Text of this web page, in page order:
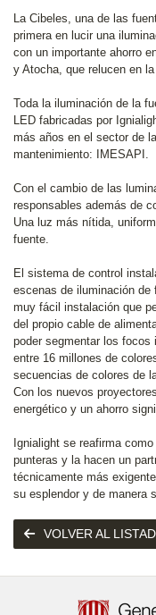
La Cibeles, una de las
primera en lucir una
con un importante ahorro
y Atocha, que relucen en
Toda la iluminación de la
LED fabricadas por
más años en el sector de
mantenimiento: IMESAPI.
Con el cambio de las
responsables además de
Una luz más nítida,
fuente.
El sistema de control
escenas de iluminación
muy fácil instalación que
del propio cable de
poder segmentar los focos
entre 16 millones de
secuencias de colores de
Con los nuevos
energético y un ahorro
Ignialight se reafirma
punteras y la hacen un
técnicamente más
su esplendor y de manera
VOLVER AL